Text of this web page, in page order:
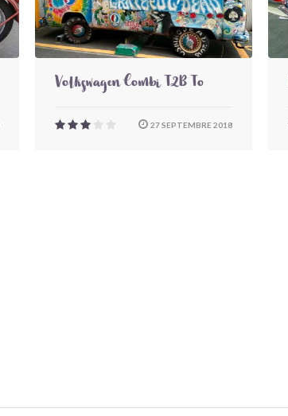
Volkswagen Combi T2B To
27 SEPTEMBRE 2018